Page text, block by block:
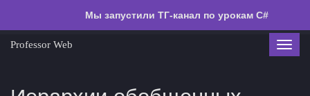
Мы запустили ТГ-канал по урокам C#
Professor Web